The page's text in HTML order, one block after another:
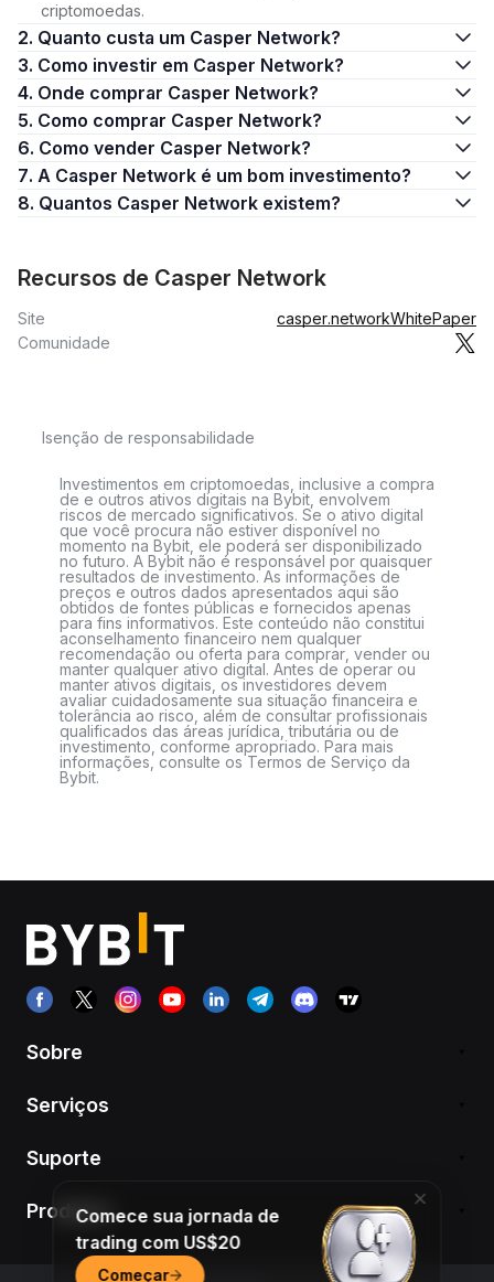
criptomoedas.
2. Quanto custa um Casper Network?
3. Como investir em Casper Network?
4. Onde comprar Casper Network?
5. Como comprar Casper Network?
6. Como vender Casper Network?
7. A Casper Network é um bom investimento?
8. Quantos Casper Network existem?
Recursos de Casper Network
Site casper.networkWhitePaper
Comunidade
Isenção de responsabilidade
Investimentos em criptomoedas, inclusive a compra
de e outros ativos digitais na Bybit, envolvem
riscos de mercado significativos. Se o ativo digital
que você procura não estiver disponível no
momento na Bybit, ele poderá ser disponibilizado
no futuro. A Bybit não é responsável por quaisquer
resultados de investimento. As informações de
preços e outros dados apresentados aqui são
obtidos de fontes públicas e fornecidos apenas
para fins informativos. Este conteúdo não constitui
aconselhamento financeiro nem qualquer
recomendação ou oferta para comprar, vender ou
manter qualquer ativo digital. Antes de operar ou
manter ativos digitais, os investidores devem
avaliar cuidadosamente sua situação financeira e
tolerância ao risco, além de consultar profissionais
qualificados das áreas jurídica, tributária ou de
investimento, conforme apropriado. Para mais
informações, consulte os Termos de Serviço da
Bybit.
Sobre
Serviços
Suporte
ProdutosComece sua jornada de
trading com US$20
Começar